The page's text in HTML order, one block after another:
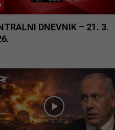
DNEVNIK – 21. 3.